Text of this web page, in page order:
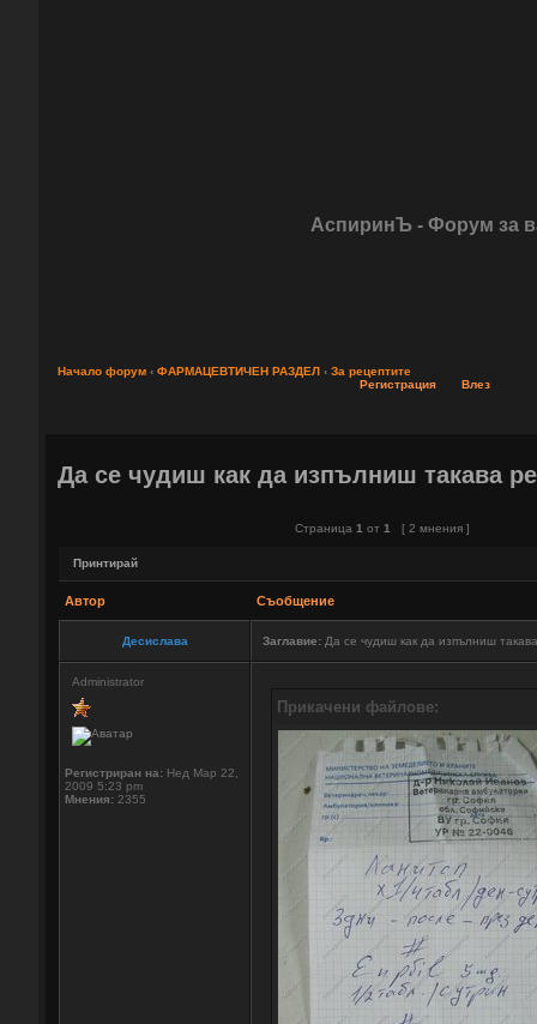
АспиринЪ - Форум за
Начало форум ‹ ФАРМАЦЕВТИЧЕН РАЗДЕЛ ‹ За рецептите
Регистрация
Влез
Да се чудиш как да изпълниш такава
Страница 1 от 1 [ 2 мнения ]
Принтирай
Автор Съобщение
Десислава Заглавие: Да се чудиш как да изпълниш
Administrator
Регистриран на: Нед Мар 22,
2009 5:23 pm
Мнения: 2355
Прикачени файлове: